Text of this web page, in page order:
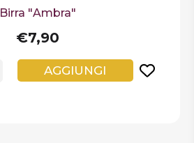
Birra "Ambra"
€7,90
AGGIUNGI